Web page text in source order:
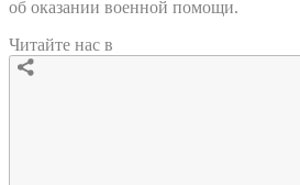
об оказании военной помощи.
Читайте нас в